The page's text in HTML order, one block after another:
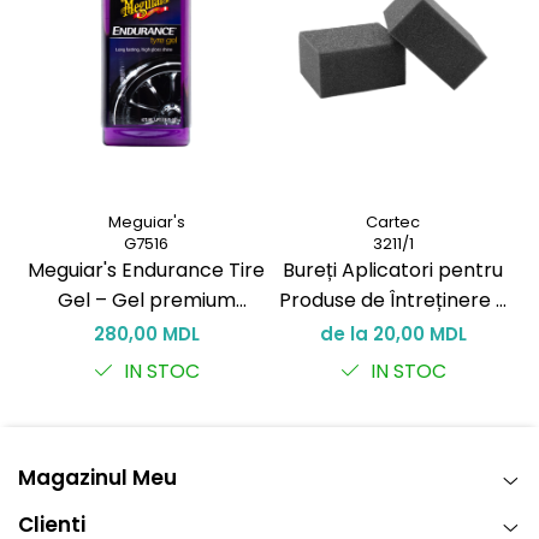
Durabilitate:~1 lună
Cantitate:170 g
Cod produs:02015
Meguiar's
G7516
Meguiar's Endurance Tire
Gel – Gel premium
pentru anvelope cu luciu
intens și durabil
280,00 MDL
IN STOC
Cartec
3211/1
Bureți Aplicatori pentru
Produse de Întreținere a
Plasticelor și Vinylului
de la 20,00 MDL
IN STOC
Magazinul Meu
Clienti